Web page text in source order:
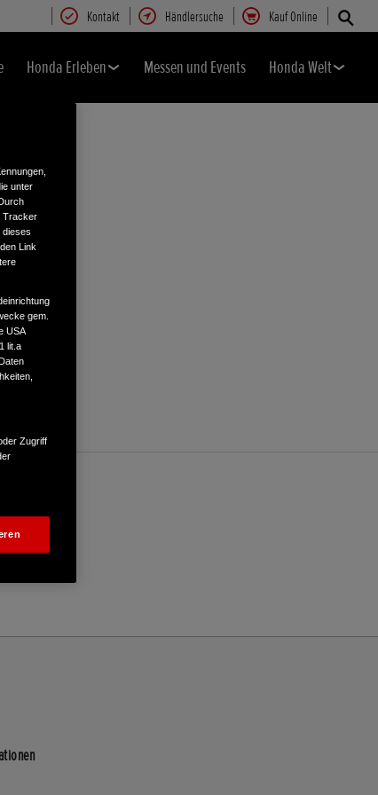
Kontakt Händlersuche Kauf Online
Honda Erleben Messen und Events Honda Welt
unter
Tracker
dieses
Link
gem.
USA
lit.a
Zugriff